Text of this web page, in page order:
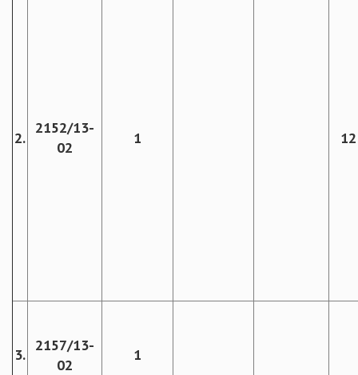
2.
2152/13-
02
1 12
3.
2157/13-
02
1